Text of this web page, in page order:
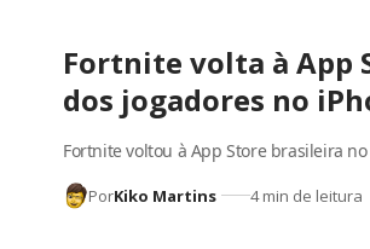
Fortnite volta à App
dos jogadores no
Fortnite voltou à App Store brasileira
PorKiko Martins 4 min de leitura